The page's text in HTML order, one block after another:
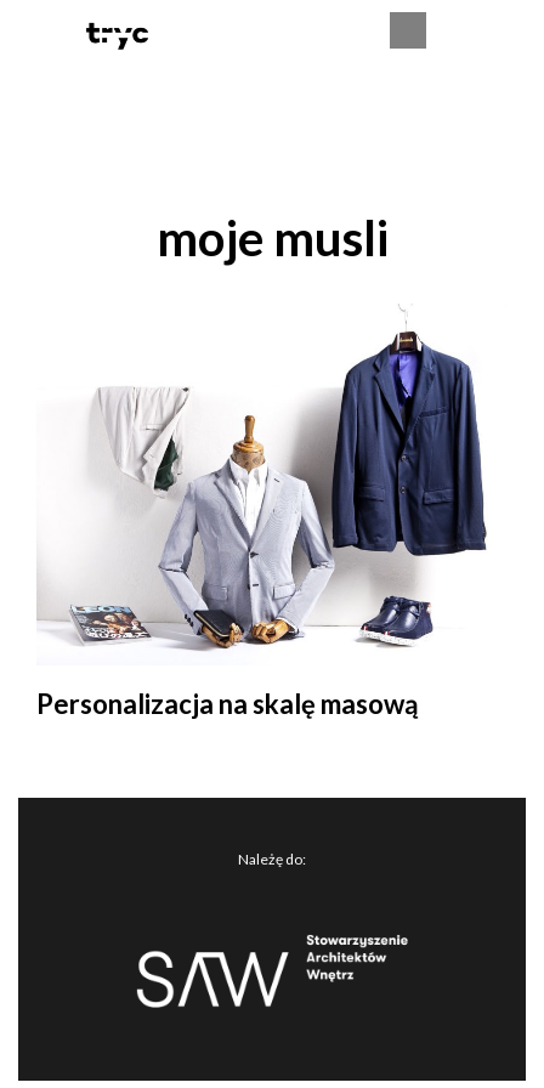
moje musli
Personalizacja na skalę masową
Należę do: